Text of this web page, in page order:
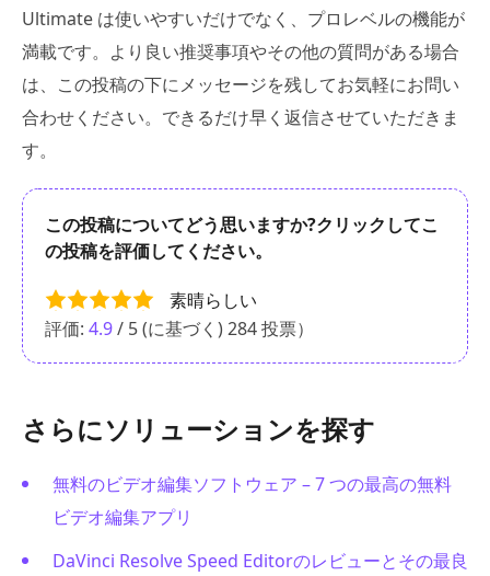
Ultimate は使いやすいだけでなく、プロレベルの機能が
満載です。より良い推奨事項やその他の質問がある場合
は、この投稿の下にメッセージを残してお気軽にお問い
合わせください。できるだけ早く返信させていただきま
す。
この投稿についてどう思いますか?クリックしてこ
の投稿を評価してください。
素晴らしい
評価: 4.9/ 5 (に基づく)284投票）
さらにソリューションを探す
無料のビデオ編集ソフトウェア – 7 つの最高の無料
ビデオ編集アプリ
DaVinci Resolve Speed Editorのレビューとその最良